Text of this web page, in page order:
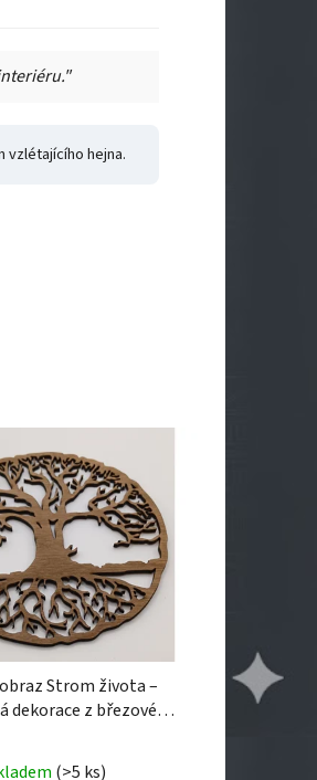
hejna.
Strom života –
dekorace z březové
dekorace z
(>5 ks)